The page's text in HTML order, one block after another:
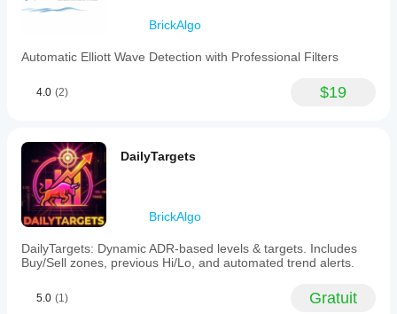
BrickAlgo
Automatic Elliott Wave Detection with Professional Filters
4.0 (2) $19
DailyTargets
BrickAlgo
DailyTargets: Dynamic ADR-based levels & targets. Includes
Buy/Sell zones, previous Hi/Lo, and automated trend alerts.
5.0 (1) Gratuit